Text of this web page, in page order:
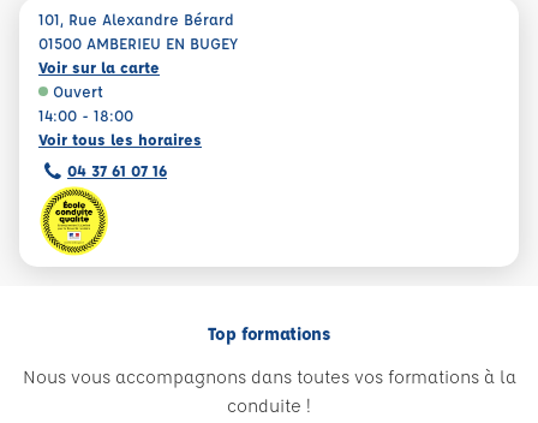
101, Rue Alexandre Bérard
01500 AMBERIEU EN BUGEY
Voir sur la carte
Ouvert
14:00 - 18:00
Voir tous les horaires
04 37 61 07 16
Top formations
Nous vous accompagnons dans toutes vos formations à la
conduite !